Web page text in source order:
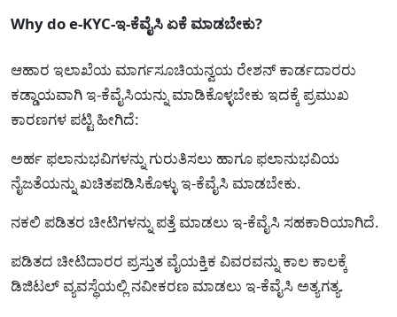
Why do e-KYC-ಇ-ಕೆವೈಸಿ ಏಕೆ ಮಾಡಬೇಕು?
ಆಹಾರ ಇಲಾಖೆಯ ಮಾರ್ಗಸೂಚಿಯನ್ವಯ ರೇಶನ್ ಕಾರ್ಡದಾರರು
ಕಡ್ಡಾಯವಾಗಿ ಇ-ಕೆವೈಸಿಯನ್ನು ಮಾಡಿಕೊಳ್ಳಬೇಕು ಇದಕ್ಕೆ ಪ್ರಮುಖ
ಕಾರಣಗಳ ಪಟ್ಟಿ ಹೀಗಿದೆ:
ಅರ್ಹ ಫಲಾನುಭವಿಗಳನ್ನು ಗುರುತಿಸಲು ಹಾಗೂ ಫಲಾನುಭವಿಯ
ನೈಜತೆಯನ್ನು ಖಚಿತಪಡಿಸಿಕೊಳ್ಳು ಇ-ಕೆವೈಸಿ ಮಾಡಬೇಕು.
ನಕಲಿ ಪಡಿತರ ಚೀಟಿಗಳನ್ನು ಪತ್ತೆ ಮಾಡಲು ಇ-ಕೆವೈಸಿ ಸಹಕಾರಿಯಾಗಿದೆ.
ಪಡಿತದ ಚೀಟಿದಾರರ ಪ್ರಸ್ತುತ ವೈಯಕ್ತಿಕ ವಿವರವನ್ನು ಕಾಲ ಕಾಲಕ್ಕೆ
ಡಿಜಿಟಲ್ ವ್ಯವಸ್ಥೆಯಲ್ಲಿ ನವೀಕರಣ ಮಾಡಲು ಇ-ಕೆವೈಸಿ ಅತ್ಯಗತ್ಯ.